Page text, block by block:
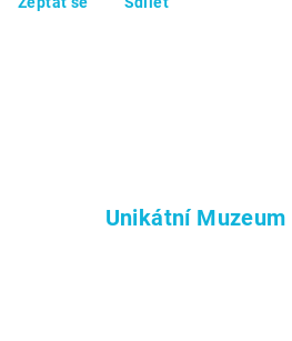
Unikátní